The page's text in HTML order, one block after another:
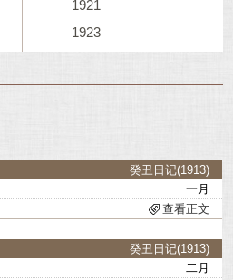
1921
1923
1927
1935
癸丑日记(1913)
一月
查看正文
癸丑日记(1913)
二月